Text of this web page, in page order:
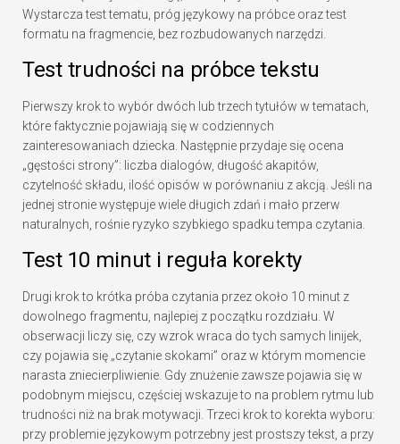
Wystarcza test tematu, próg językowy na próbce oraz test
formatu na fragmencie, bez rozbudowanych narzędzi.
Test trudności na próbce tekstu
Pierwszy krok to wybór dwóch lub trzech tytułów w tematach,
które faktycznie pojawiają się w codziennych
zainteresowaniach dziecka. Następnie przydaje się ocena
„gęstości strony”: liczba dialogów, długość akapitów,
czytelność składu, ilość opisów w porównaniu z akcją. Jeśli na
jednej stronie występuje wiele długich zdań i mało przerw
naturalnych, rośnie ryzyko szybkiego spadku tempa czytania.
Test 10 minut i reguła korekty
Drugi krok to krótka próba czytania przez około 10 minut z
dowolnego fragmentu, najlepiej z początku rozdziału. W
obserwacji liczy się, czy wzrok wraca do tych samych linijek,
czy pojawia się „czytanie skokami” oraz w którym momencie
narasta zniecierpliwienie. Gdy znużenie zawsze pojawia się w
podobnym miejscu, częściej wskazuje to na problem rytmu lub
trudności niż na brak motywacji. Trzeci krok to korekta wyboru:
przy problemie językowym potrzebny jest prostszy tekst, a przy